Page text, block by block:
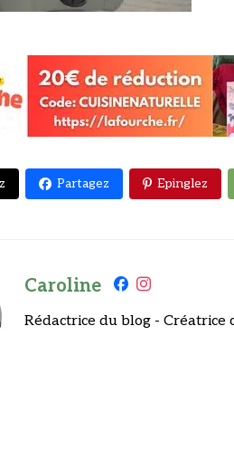
Partagez Epinglez
Caroline
Rédactrice du blog -